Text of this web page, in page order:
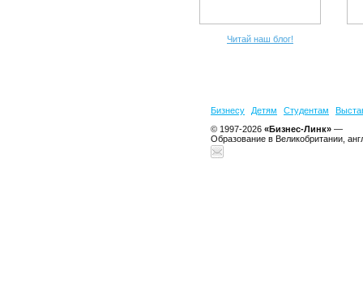
Читай наш блог!
Бизнесу Детям Студентам
© 1997-2026 «Бизнес-Линк» —
Образование в Великобритании,